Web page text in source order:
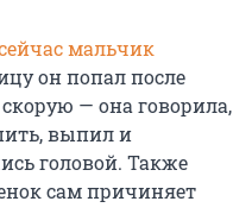
мальчик
он попал после
— она говорила,
выпил и
головой. Также
сам причиняет